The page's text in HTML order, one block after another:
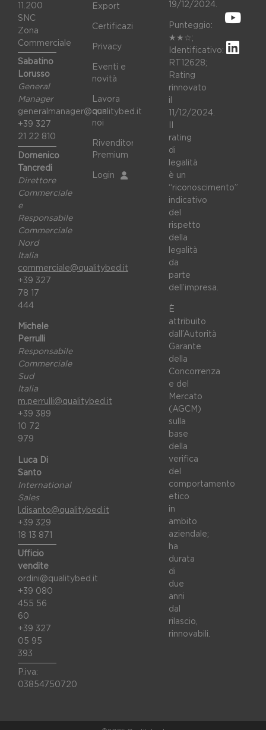
11.200
SNC
Zona
Commerciale
Sabatino
Lorusso
General
Manager
generalmanager@qualitybed.it
+39 327
21 22 810
Domenico
Tancredi
Direttore
Commerciale
e
Responsabile
Commerciale
Nord
Italia
commerciale@qualitybed.it
+39 327
78 17
444
Michele
Perrulli
Responsabile
Commerciale
Sud
Italia
m.perrulli@qualitybed.it
+39 389
10 72
979
Luca Di
Santo
International
Sales
l.disanto@qualitybed.it
+39 329
18 13 871
Ufficio
vendite
ordini@qualitybed.it
+39 080
455 56
60
+39 327
05 95
393
P.iva:
03854750720
Export
Certificazioni
Privacy
Eventi e
novità
Lavora
con
noi
Rivenditori
Premium
Login
19/12/2024.
Punteggio:
★★☆;
Identificativo:
RT12628;
Rating
rinnovato
il
11/12/2024.
rating
di
legalità
è un
“riconoscimento”
indicativo
del
rispetto
della
legalità
da
parte
dell’impresa.
È
attribuito
dall’Autorità
Garante
della
Concorrenza
e del
Mercato
(AGCM)
sulla
base
della
verifica
del
comportamento
etico
in
ambito
aziendale;
ha
durata
di
due
anni
dal
rilascio,
rinnovabili.